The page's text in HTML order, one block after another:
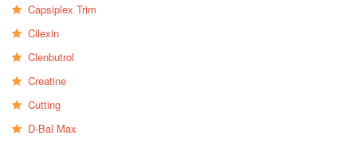
Capsiplex Trim
Cilexin
Clenbutrol
Creatine
Cutting
D-Bal Max